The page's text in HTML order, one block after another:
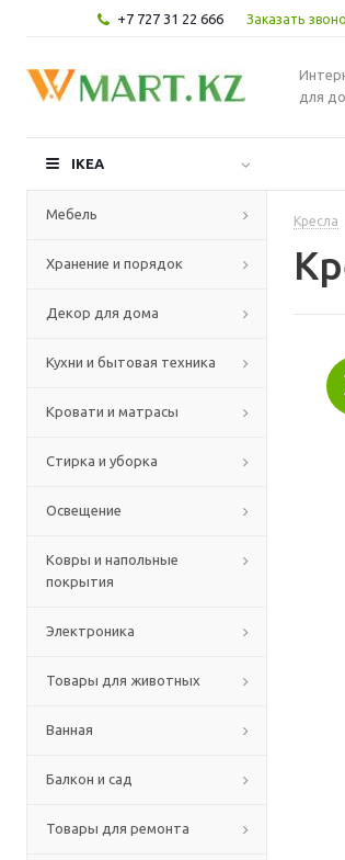
+7 727 31 22 666 Заказать
для
IKEA
Мебель
Хранение и порядок
Декор для дома
Кухни и бытовая техника
Кровати и матрасы
Стирка и уборка
Освещение
Ковры и напольные
покрытия
Электроника
Товары для животных
Ванная
Балкон и сад
Товары для ремонта
Кресла